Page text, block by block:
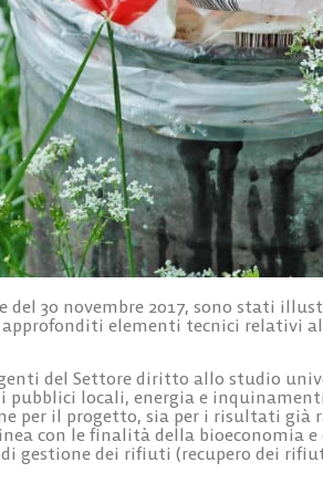
del 30 novembre 2017, sono stati
elementi tecnici relativi
del Settore diritto allo studio
pubblici locali, energia e
per il progetto, sia per i risultati già
con le finalità della bioeconomia e
gestione dei rifiuti (recupero dei